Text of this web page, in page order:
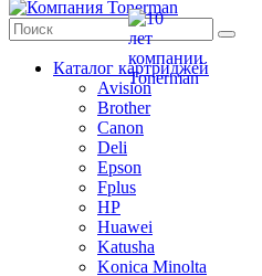
Каталог картриджей
Avision
Brother
Canon
Deli
Epson
Fplus
HP
Huawei
Katusha
Konica Minolta